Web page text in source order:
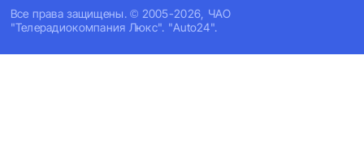
Все права защищены. © 2005-2026, ЧАО
"Телерадиокомпания Люкс". "Auto24".